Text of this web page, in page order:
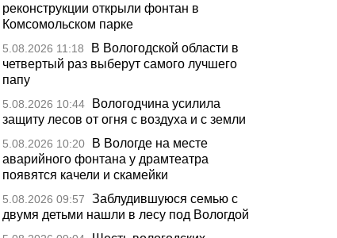
реконструкции открыли фонтан в
Комсомольском парке
5.08.2026 11:18
В Вологодской области в
четвертый раз выберут самого лучшего
папу
5.08.2026 10:44
Вологодчина усилила
защиту лесов от огня с воздуха и с земли
5.08.2026 10:20
В Вологде на месте
аварийного фонтана у драмтеатра
появятся качели и скамейки
5.08.2026 09:57
Заблудившуюся семью с
двумя детьми нашли в лесу под Вологдой